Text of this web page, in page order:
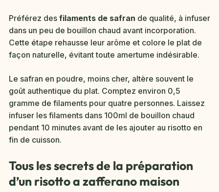
Préférez des filaments de safran de qualité, à infuser
dans un peu de bouillon chaud avant incorporation.
Cette étape rehausse leur arôme et colore le plat de
façon naturelle, évitant toute amertume indésirable.
Le safran en poudre, moins cher, altère souvent le
goût authentique du plat. Comptez environ 0,5
gramme de filaments pour quatre personnes. Laissez
infuser les filaments dans 100ml de bouillon chaud
pendant 10 minutes avant de les ajouter au risotto en
fin de cuisson.
Tous les secrets de la préparation
d’un risotto a zafferano maison